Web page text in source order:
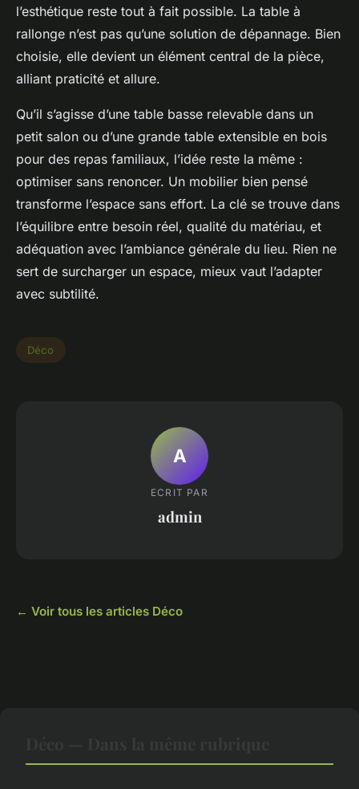
l’esthétique reste tout à fait possible. La table à
rallonge n’est pas qu’une solution de dépannage. Bien
choisie, elle devient un élément central de la pièce,
alliant praticité et allure.
Qu’il s’agisse d’une table basse relevable dans un
petit salon ou d’une grande table extensible en bois
pour des repas familiaux, l’idée reste la même :
optimiser sans renoncer. Un mobilier bien pensé
transforme l’espace sans effort. La clé se trouve dans
l’équilibre entre besoin réel, qualité du matériau, et
adéquation avec l’ambiance générale du lieu. Rien ne
sert de surcharger un espace, mieux vaut l’adapter
avec subtilité.
Déco
A
ECRIT PAR
admin
← Voir tous les articles Déco